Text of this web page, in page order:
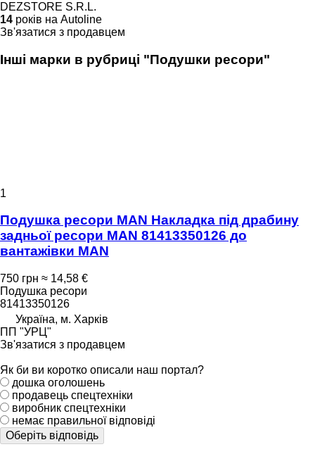
DEZSTORE S.R.L.
14 років на Autoline
Зв'язатися з продавцем
Інші марки в рубриці "Подушки ресори"
1
Подушка ресори MAN Накладка під драбину
задньої ресори MAN 81413350126 до
вантажівки MAN
750 грн ≈ 14,58 €
Подушка ресори
81413350126
Україна, м. Харків
ПП "УРЦ"
Зв'язатися з продавцем
Як би ви коротко описали наш портал?
дошка оголошень
продавець спецтехніки
виробник спецтехніки
немає правильної відповіді
Оберіть відповідь